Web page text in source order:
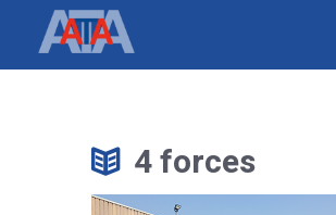
4 forces